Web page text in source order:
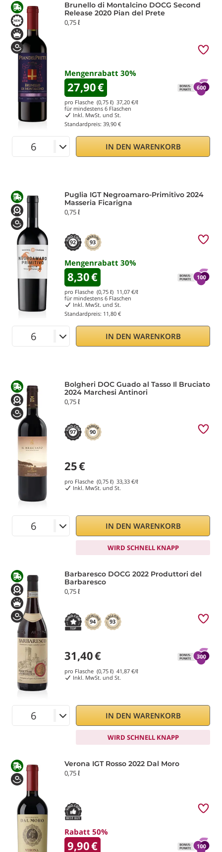
Brunello di Montalcino DOCG Second
Release 2020 Pian del Prete
0,75 ℓ
Mengenrabatt 30%
27,90€
pro Flasche (0,75 ℓ) 37,20 €/ℓ
für mindestens 6 Flaschen
Inkl. MwSt. und St.
Standardpreis: 39,90 €
IN DEN WARENKORB
Puglia IGT Negroamaro-Primitivo 2024
Masseria Ficarigna
0,75 ℓ
92 93
Mengenrabatt 30%
8,30€
pro Flasche (0,75 ℓ) 11,07 €/ℓ
für mindestens 6 Flaschen
Inkl. MwSt. und St.
Standardpreis: 11,80 €
IN DEN WARENKORB
Bolgheri DOC Guado al Tasso Il Bruciato
2024 Marchesi Antinori
0,75 ℓ
97 90
25€
pro Flasche (0,75 ℓ) 33,33 €/ℓ
Inkl. MwSt. und St.
IN DEN WARENKORB
WIRD SCHNELL KNAPP
Barbaresco DOCG 2022 Produttori del
Barbaresco
0,75 ℓ
94 93
31,40€
pro Flasche (0,75 ℓ) 41,87 €/ℓ
Inkl. MwSt. und St.
IN DEN WARENKORB
WIRD SCHNELL KNAPP
Verona IGT Rosso 2022 Dal Moro
0,75 ℓ
Rabatt 50%
9,90€